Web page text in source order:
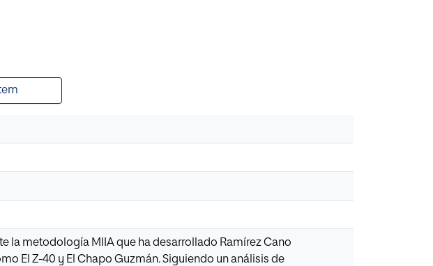
la metodología MIIA que ha desarrollado Ramírez Cano
El Z-40 y El Chapo Guzmán. Siguiendo un análisis de